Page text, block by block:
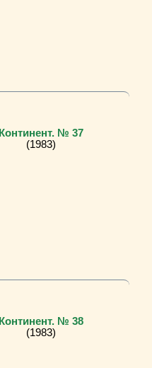
Континент. № 37
(1983)
Континент. № 38
(1983)